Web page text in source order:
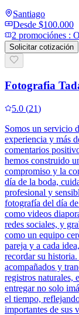
Santiago
Desde $100.000
2 promociónes :
Solicitar cotización
Fotografia
5.0 (21)
Somos un servicio
experiencia y más
comentarios
hemos construido
compromiso y la
día de la boda,
profesional y
fotografía del día
como videos
redes sociales, y
como un equipo
pareja y a cada
recordar su
acompañados y
registros naturales,
entregar no solo
el tiempo,
importantes de sus